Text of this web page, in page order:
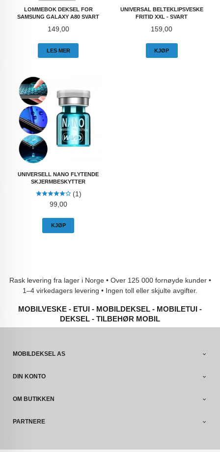
LOMMEBOK DEKSEL FOR
SAMSUNG GALAXY A80 SVART
Pris
149,00
LES MER
UNIVERSAL BELTEKLIPSVESKE
FRITID XXL - SVART
Pris
159,00
KJØP
UNIVERSELL NANO FLYTENDE
SKJERMBESKYTTER
(1)
Pris
99,00
KJØP
Rask levering fra lager i Norge • Over 125 000 fornøyde kunder •
1–4 virkedagers levering • Ingen toll eller skjulte avgifter.
MOBILVESKE - ETUI - MOBILDEKSEL - MOBILETUI -
DEKSEL - TILBEHØR MOBIL
MOBILDEKSEL AS
DIN KONTO
OM BUTIKKEN
PARTNERE